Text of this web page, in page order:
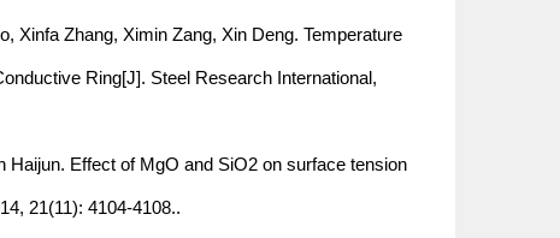
Xinfa Zhang, Ximin Zang, Xin Deng. Temperature
Ring[J]. Steel Research International,
Haijun. Effect of MgO and SiO2 on surface tension
21(11): 4104-4108..